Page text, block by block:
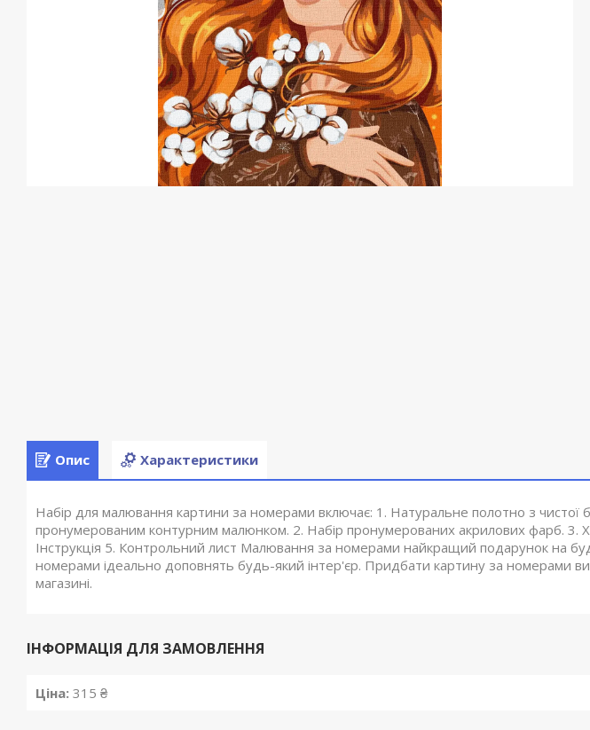
Опис Характеристики
Набір для малювання картини за номерами включає: 1. Натуральне полотно з чистої
пронумерованим контурним малюнком. 2. Набір пронумерованих акрилових фарб. 3.
Інструкція 5. Контрольний лист Малювання за номерами найкращий подарунок на
номерами ідеально доповнять будь-який інтер'єр. Придбати картину за номерами
магазині.
ІНФОРМАЦІЯ ДЛЯ ЗАМОВЛЕННЯ
Ціна: 315 ₴